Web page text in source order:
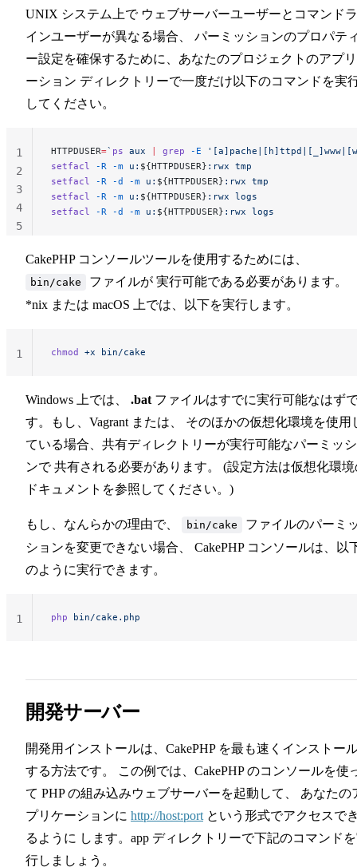
UNIX システム上で ウェブサーバーユーザーとコマンドラ
インユーザーが異なる場合、 パーミッションのプロパテ
ー設定を確保するために、あなたのプロジェクトのアプ
ーション ディレクトリーで一度だけ以下のコマンドを実
してください。
HTTPDUSER=` ps aux | grep -E
setfacl
-R -m u: ${HTTPDUSER} :rwx tmp
setfacl
-R -d -m u: ${HTTPDUSER} :rwx tmp
setfacl
-R -m u: ${HTTPDUSER} :rwx logs
setfacl
-R -d -m u: ${HTTPDUSER} :rwx logs
1
2
3
4
5
CakePHP コンソールツールを使用するためには、
bin/cake
ファイルが 実行可能である必要があります。
*nix または macOS 上では、以下を実行します。
chmod +x bin/cake
1
Windows 上では、 .bat ファイルはすでに実行可能なはず
す。もし、Vagrant または、 そのほかの仮想化環境を使用
ている場合、共有ディレクトリーが実行可能なパーミッ
ンで 共有される必要があります。 (設定方法は仮想化環境
ドキュメントを参照してください。)
もし、なんらかの理由で、 bin/cake
ファイルのパーミ
ションを変更できない場合、 CakePHP コンソールは、以
のように実行できます。
php bin/cake.php
1
開発サーバー
開発用インストールは、CakePHP を最も速くインストー
する方法です。 この例では、CakePHP のコンソールを使
て PHP の組み込みウェブサーバーを起動して、 あなたの
プリケーションに http://host:port という形式でアクセスで
るように します。app ディレクトリーで下記のコマンド
行しましょう。